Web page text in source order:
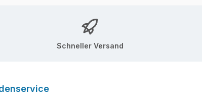
Schneller Versand